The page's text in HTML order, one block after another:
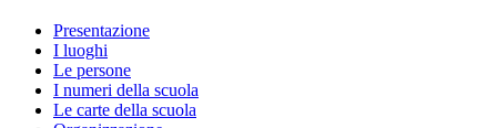
Presentazione
I luoghi
Le persone
I numeri della scuola
Le carte della scuola